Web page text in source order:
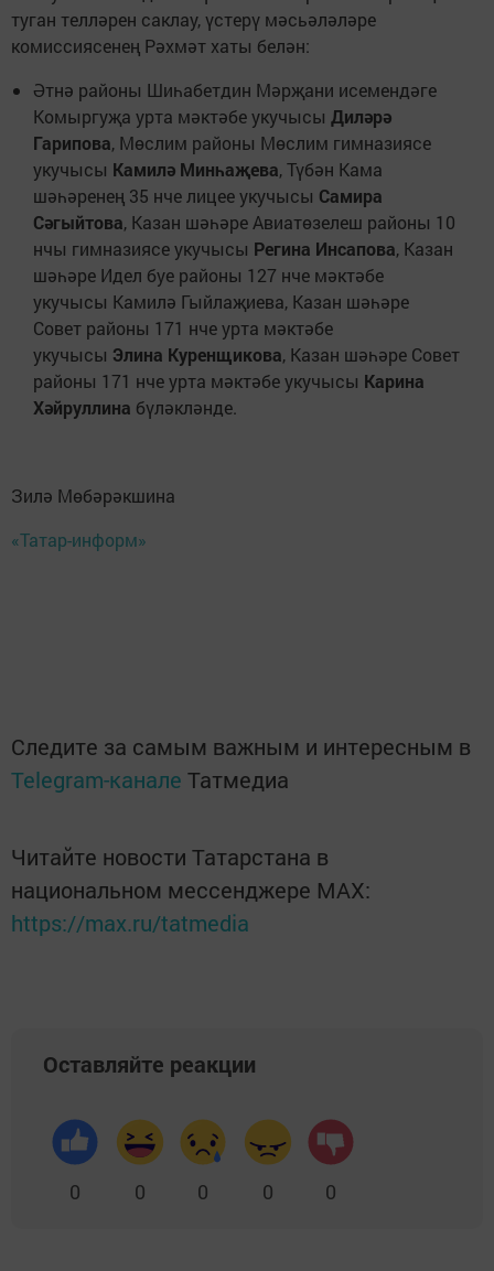
туган телләрен саклау, үстерү мәсьәләләре
комиссиясенең Рәхмәт хаты белән:
Әтнә районы Шиһабетдин Мәрҗани исемендәге
Комыргуҗа урта мәктәбе укучысы Диләрә
Гарипова, Мөслим районы Мөслим гимназиясе
укучысы Камилә Минһаҗева, Түбән Кама
шәһәренең 35 нче лицее укучысы Самира
Сәгыйтова, Казан шәһәре Авиатөзелеш районы 10
нчы гимназиясе укучысы Регина Инсапова, Казан
шәһәре Идел буе районы 127 нче мәктәбе
укучысы Камилә Гыйлаҗиева, Казан шәһәре
Совет районы 171 нче урта мәктәбе
укучысы Элина Куренщикова, Казан шәһәре Совет
районы 171 нче урта мәктәбе укучысы Карина
Хәйруллина бүләкләнде.
Зилә Мөбәрәкшина
«Татар-информ»
Следите за самым важным и интересным в
Telegram-канале Татмедиа
Читайте новости Татарстана в
национальном мессенджере MАХ:
https://max.ru/tatmedia
Оставляйте реакции
0 0 0 0 0